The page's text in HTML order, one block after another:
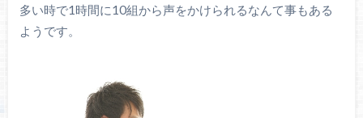
多い時で1時間に10組から声をかけられるなんて事もある
ようです。